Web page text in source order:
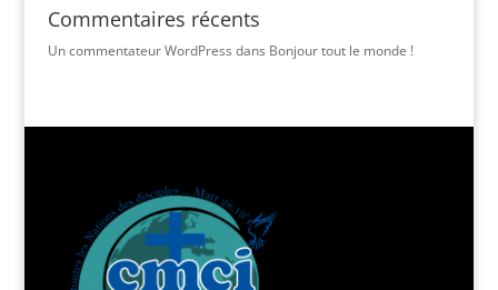
Commentaires récents
Un commentateur WordPress dans Bonjour tout le monde !